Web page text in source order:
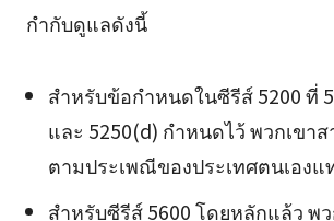
กำกับดูแลดังนี้
สำหรับข้อกำหนดในซีรีส์ 5200 ที่
และ 5250(d) กำหนดไว้ พวกเขา
ตามประเพณีของประเทศตนเองแ
สำหรับซีรีส์ 5600 โดยหลักแล้ว พว